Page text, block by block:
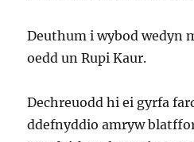
Deuthum i wybod wedyn
oedd un Rupi Kaur.
Dechreuodd hi ei gyrfa
ddefnyddio amryw